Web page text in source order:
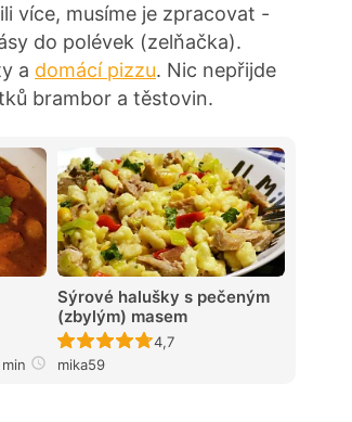
více, musíme je zpracovat -
do polévek (zelňačka).
a domácí pizzu. Nic nepřijde
brambor a těstovin.
nebyl hodnocen
Sýrové halušky s pečeným
(zbylým) masem
Recept ještě nebyl hodnocen
4,7
mika59